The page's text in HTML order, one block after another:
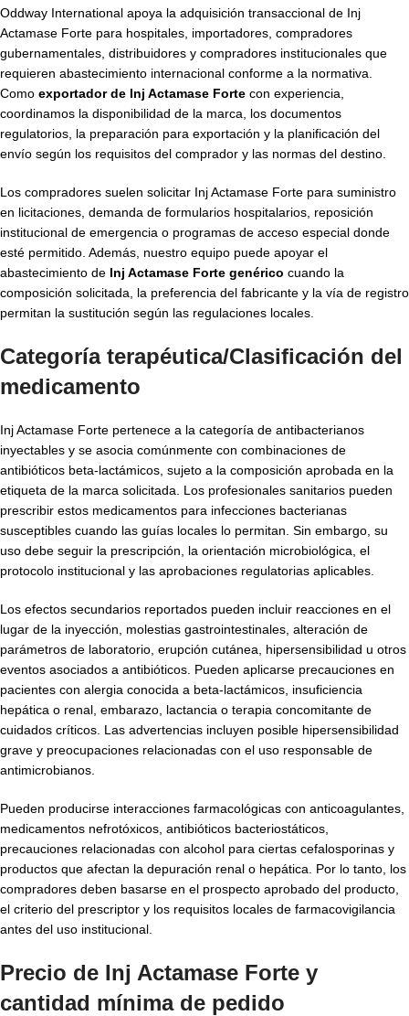
Oddway International apoya la adquisición transaccional de Inj
Actamase Forte para hospitales, importadores, compradores
gubernamentales, distribuidores y compradores institucionales que
requieren abastecimiento internacional conforme a la normativa.
Como exportador de Inj Actamase Forte con experiencia,
coordinamos la disponibilidad de la marca, los documentos
regulatorios, la preparación para exportación y la planificación del
envío según los requisitos del comprador y las normas del destino.
Los compradores suelen solicitar Inj Actamase Forte para suministro
en licitaciones, demanda de formularios hospitalarios, reposición
institucional de emergencia o programas de acceso especial donde
esté permitido. Además, nuestro equipo puede apoyar el
abastecimiento de Inj Actamase Forte genérico cuando la
composición solicitada, la preferencia del fabricante y la vía de registro
permitan la sustitución según las regulaciones locales.
Categoría terapéutica/Clasificación del
medicamento
Inj Actamase Forte pertenece a la categoría de antibacterianos
inyectables y se asocia comúnmente con combinaciones de
antibióticos beta-lactámicos, sujeto a la composición aprobada en la
etiqueta de la marca solicitada. Los profesionales sanitarios pueden
prescribir estos medicamentos para infecciones bacterianas
susceptibles cuando las guías locales lo permitan. Sin embargo, su
uso debe seguir la prescripción, la orientación microbiológica, el
protocolo institucional y las aprobaciones regulatorias aplicables.
Los efectos secundarios reportados pueden incluir reacciones en el
lugar de la inyección, molestias gastrointestinales, alteración de
parámetros de laboratorio, erupción cutánea, hipersensibilidad u otros
eventos asociados a antibióticos. Pueden aplicarse precauciones en
pacientes con alergia conocida a beta-lactámicos, insuficiencia
hepática o renal, embarazo, lactancia o terapia concomitante de
cuidados críticos. Las advertencias incluyen posible hipersensibilidad
grave y preocupaciones relacionadas con el uso responsable de
antimicrobianos.
Pueden producirse interacciones farmacológicas con anticoagulantes,
medicamentos nefrotóxicos, antibióticos bacteriostáticos,
precauciones relacionadas con alcohol para ciertas cefalosporinas y
productos que afectan la depuración renal o hepática. Por lo tanto, los
compradores deben basarse en el prospecto aprobado del producto,
el criterio del prescriptor y los requisitos locales de farmacovigilancia
antes del uso institucional.
Precio de Inj Actamase Forte y
cantidad mínima de pedido